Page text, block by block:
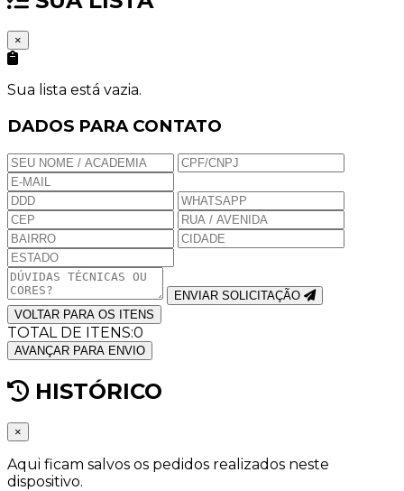
×
Sua lista está vazia.
DADOS PARA CONTATO
ENVIAR SOLICITAÇÃO
VOLTAR PARA OS ITENS
TOTAL DE ITENS:0
AVANÇAR PARA ENVIO
HISTÓRICO
×
Aqui ficam salvos os pedidos realizados neste
dispositivo.